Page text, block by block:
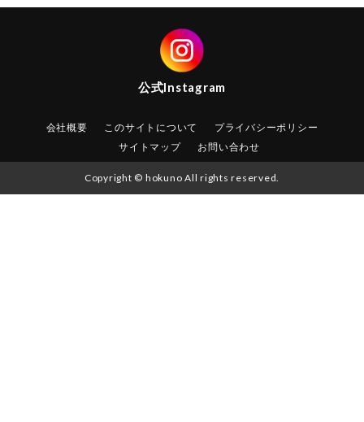
公式Instagram
会社概要 このサイトについて
プライバシーポリシー
サイトマップ
お問い合わせ
Copyright © hokuno All rights reserved.